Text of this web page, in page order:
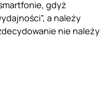
gdyż
a należy
nie należy